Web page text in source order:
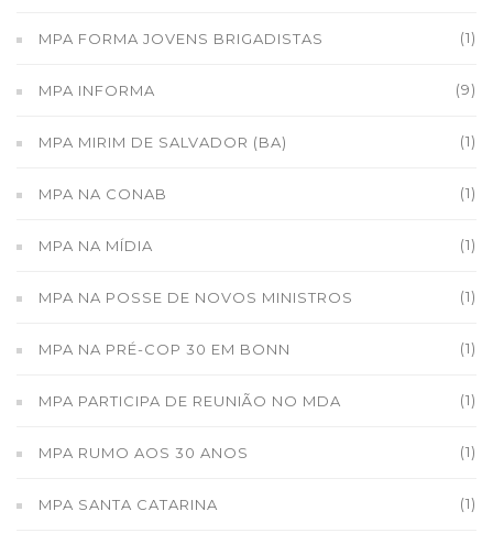
MPA FORMA JOVENS BRIGADISTAS (1)
MPA INFORMA (9)
MPA MIRIM DE SALVADOR (BA) (1)
MPA NA CONAB (1)
MPA NA MÍDIA (1)
MPA NA POSSE DE NOVOS MINISTROS (1)
MPA NA PRÉ-COP 30 EM BONN (1)
MPA PARTICIPA DE REUNIÃO NO MDA (1)
MPA RUMO AOS 30 ANOS (1)
MPA SANTA CATARINA (1)